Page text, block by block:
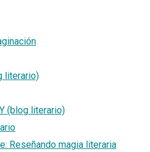
literario)
(blog literario)
Reseñando magia literaria